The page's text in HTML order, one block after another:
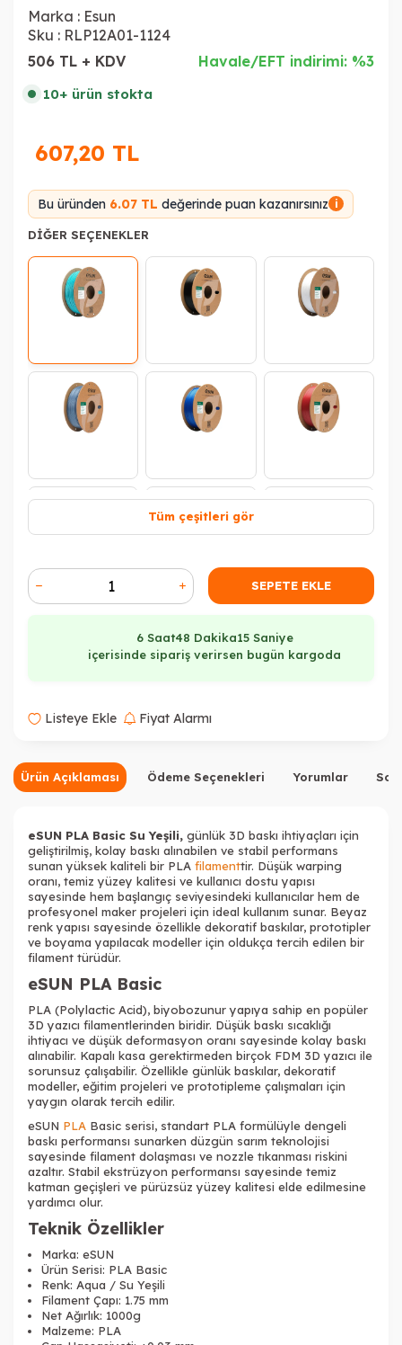
Marka : Esun
Sku : RLP12A01-1124
506 TL + KDV
Havale/EFT indirimi: %3
10+ ürün stokta
607,20 TL
Bu üründen 6.07 TL değerinde puan kazanırsınız i
DIĞER SEÇENEKLER
Tüm çeşitleri gör
SEPETE EKLE
6 Saat48 Dakika14 Saniye
içerisinde sipariş verirsen bugün kargoda
Listeye Ekle Fiyat Alarmı
Ürün Açıklaması Ödeme Seçenekleri Yorumlar
eSUN PLA Basic Su Yeşili, günlük 3D baskı ihtiyaçları için
geliştirilmiş, kolay baskı alınabilen ve stabil performans
sunan yüksek kaliteli bir PLA filamenttir. Düşük warping
oranı, temiz yüzey kalitesi ve kullanıcı dostu yapısı
sayesinde hem başlangıç seviyesindeki kullanıcılar hem de
profesyonel maker projeleri için ideal kullanım sunar. Beyaz
renk yapısı sayesinde özellikle dekoratif baskılar, prototipler
ve boyama yapılacak modeller için oldukça tercih edilen bir
filament türüdür.
eSUN PLA Basic
PLA (Polylactic Acid), biyobozunur yapıya sahip en popüler
3D yazıcı filamentlerinden biridir. Düşük baskı sıcaklığı
ihtiyacı ve düşük deformasyon oranı sayesinde kolay baskı
alınabilir. Kapalı kasa gerektirmeden birçok FDM 3D yazıcı ile
sorunsuz çalışabilir. Özellikle günlük baskılar, dekoratif
modeller, eğitim projeleri ve prototipleme çalışmaları için
yaygın olarak tercih edilir.
eSUN PLA Basic serisi, standart PLA formülüyle dengeli
baskı performansı sunarken düzgün sarım teknolojisi
sayesinde filament dolaşması ve nozzle tıkanması riskini
azaltır. Stabil ekstrüzyon performansı sayesinde temiz
katman geçişleri ve pürüzsüz yüzey kalitesi elde edilmesine
yardımcı olur.
Teknik Özellikler
Marka: eSUN
Ürün Serisi: PLA Basic
Renk: Aqua / Su Yeşili
Filament Çapı: 1.75 mm
Net Ağırlık: 1000g
Malzeme: PLA